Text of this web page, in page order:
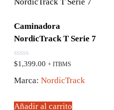
Caminadora
NordicTrack T Serie 7
0
5
$1,399.00 + ITBMS
Marca: NordicTrack
Añadir al carrito